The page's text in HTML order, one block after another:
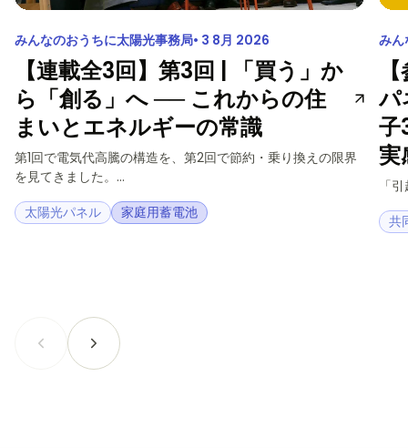
みんなのおうちに太陽光事務局 3 8月 2026
【連載全3回】第3回 | 「買う」か
ら「創る」へ ── これからの住
まいとエネルギーの常識
第1回で電気代高騰の構造を、第2回で節約・乗り換えの限界
を見てきました。...
太陽光パネル
家庭用蓄電池
みん
パ
子
実
「
共